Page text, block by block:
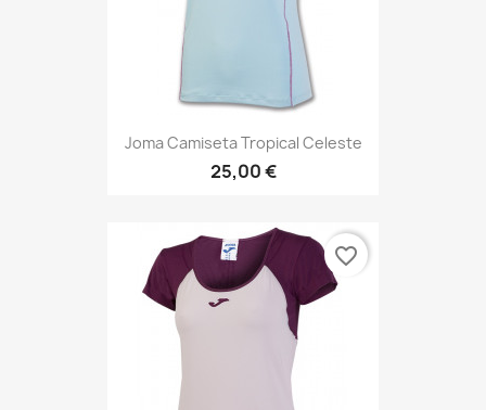
Joma Camiseta Tropical Celeste
25,00 €
favorite_border